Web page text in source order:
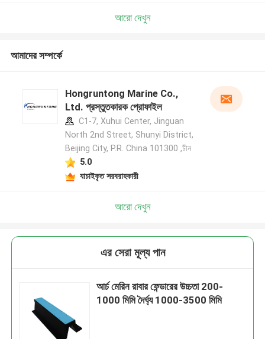
আরো দেখুন
আমাদের সম্পর্কে
Hongruntong Marine Co.,
Ltd. প্রস্তুতকারক প্রোফাইল
C1-7, Xuhui Center, Jinguan
North 2nd Street, Shunyi District,
Beijing City, P.R. China 101300 ,চীন
5.0
যাচাইকৃত সরবরাহকারী
আরো দেখুন
এর সেরা মূল্য পান
আর্চ মেরিন রাবার ফেন্ডারের উচ্চতা 200-
1000 মিমি দৈর্ঘ্য 1000-3500 মিমি